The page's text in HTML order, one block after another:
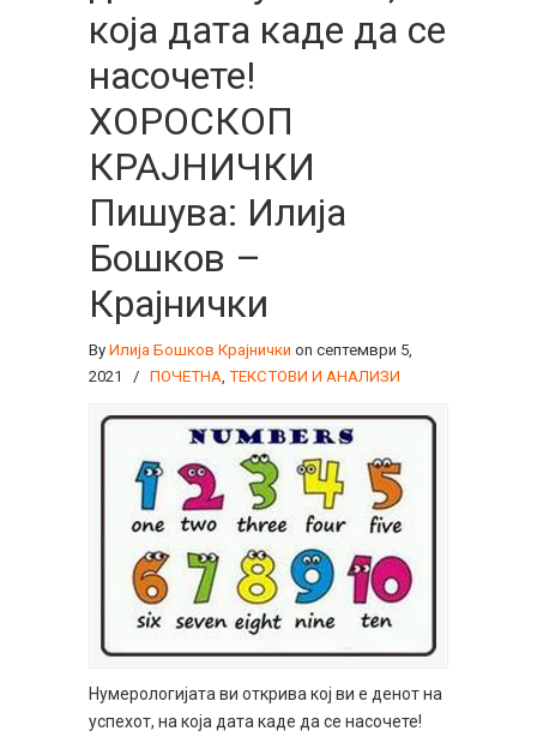
која дата каде да се
насочете!
ХОРОСКОП
КРАЈНИЧКИ
Пишува: Илија
Бошков –
Крајнички
By Илија Бошков Крајнички on септември 5,
2021
/ ПОЧЕТНА ТЕКСТОВИ И АНАЛИЗИ
Нумерологијата ви открива кој ви е денот на
успехот, на која дата каде да се насочете!